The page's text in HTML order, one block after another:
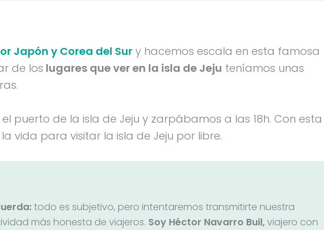
Japón y Corea del Sur y hacemos escala en esta famosa
de los lugares que ver en la isla de Jeju teníamos unas
puerto de la isla de Jeju y zarpábamos a las 18h. Con esta
vida para visitar la isla de Jeju por libre.
todo es subjetivo, pero intentaremos transmitirte nuestra
más honesta de viajeros. Soy Héctor Navarro Buil,viajero con